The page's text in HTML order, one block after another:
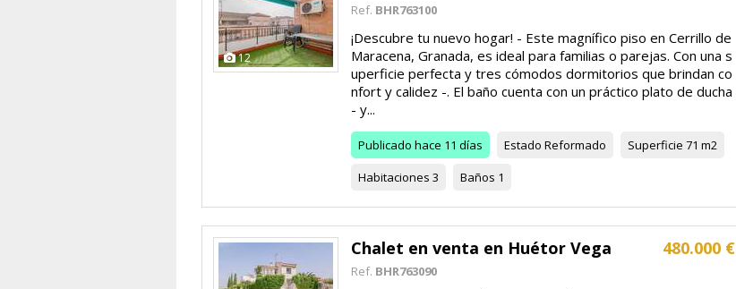
12
Ref. BHR763100
¡Descubre tu nuevo hogar! - Este magnífico piso en Cerrillo de
Maracena, Granada, es ideal para familias o parejas. Con una s
uperficie perfecta y tres cómodos dormitorios que brindan co
nfort y calidez -. El baño cuenta con un práctico plato de ducha
- y...
Publicado hace 11 días Estado Reformado Superficie 71 m2
Habitaciones 3 Baños 1
480.000 €
Chalet en venta en Huétor Vega
Ref. BHR763090